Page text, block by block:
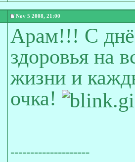
Nov 5 2008, 21:00
Арам!!! С
здоровья на
жизни и
очка!
--------------------